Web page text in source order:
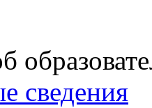
сведения